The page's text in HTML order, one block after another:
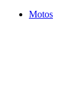
Motos